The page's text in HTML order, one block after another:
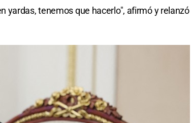
yardas, tenemos que hacerlo", afirmó y relanzó